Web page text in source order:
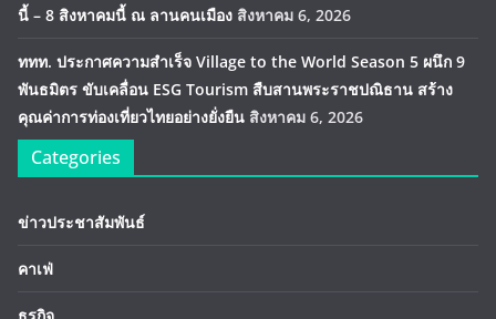
นี้ – 8 สิงหาคมนี้ ณ ลานคนเมือง สิงหาคม 6, 2026
ททท. ประกาศความสำเร็จ Village to the World Season 5 ผนึก 9
พันธมิตร ขับเคลื่อน ESG Tourism สืบสานพระราชปณิธาน สร้าง
คุณค่าการท่องเที่ยวไทยอย่างยั่งยืน สิงหาคม 6, 2026
Categories
ข่าวประชาสัมพันธ์
คาเฟ่